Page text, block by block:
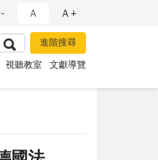
Ａ Ａ+
視聽教室 文獻導覽